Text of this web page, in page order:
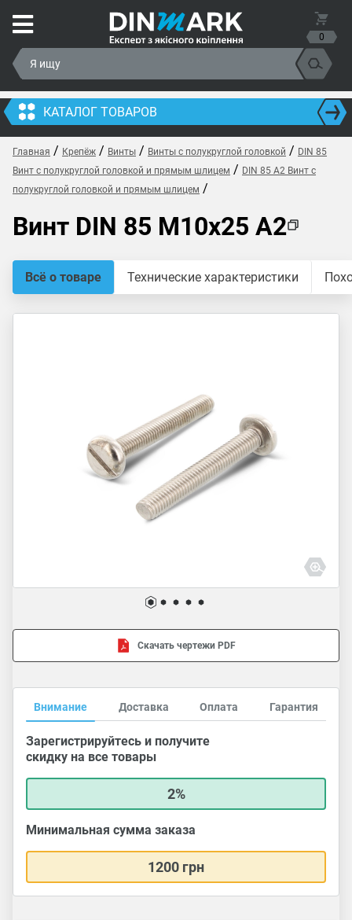
0
КАТАЛОГ ТОВАРОВ
Главная / Крепёж / Винты / Винты с полукруглой головкой / DIN 85
Винт с полукруглой головкой и прямым шлицем / DIN 85 A2 Винт с
полукруглой головкой и прямым шлицем /
Винт DIN 85 M10x25 A2
Всё о товаре Технические характеристики
Скачать чертежи PDF
Внимание Доставка Оплата Гарантия
Зарегистрируйтесь и получите
скидку на все товары
2%
Минимальная сумма заказа
1200 грн